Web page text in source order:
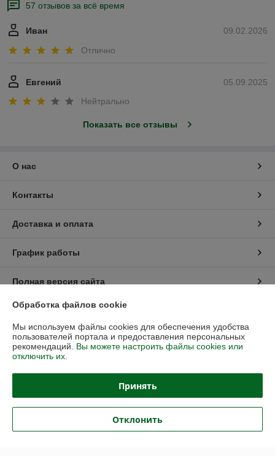
57 отзывов за всё время
09.02.2026
Иван
Отлично
05.09.2025
Евгений
Нейтрально
Показать все отзывы
О нас
Контакты
Доставка и оплата
График работы
Полная версия сайта
Политика обработки cookies
Сайт создан на платформе Deal.by
Юридическое лицо:ООО «ДомCпецCервис»
г. Минск, ул. Казинца 11А, 403А
Регистрационный номер ЕГР: 191302624
Обработка файлов cookie
Мы используем файлы cookies для обеспечения удобства
пользователей портала и предоставления персональных
рекомендаций. Вы можете настроить файлы cookies или
отключить их.
Принять
Отклонить